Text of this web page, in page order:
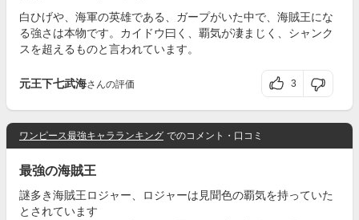
白ひげや、海軍の英雄である、ガープがいた中で、海賊王にな
る強さは本物です。カイドウ曰く、覇気が凄まじく、シャンク
スを超えるものと言われています。
元王下七武海さんの評価 3
ワンピース最強キャラランキング でのコメント・口コミ
最強の海賊王
謎多き海賊王ロジャー、ロジャーは見聞色の覇気を持っていた
とされています